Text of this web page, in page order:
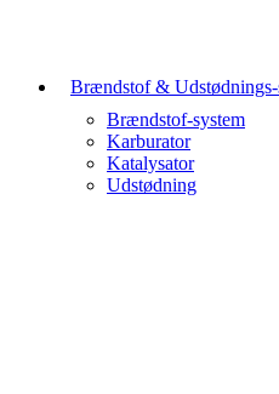
Brændstof & Udstødnings-
Brændstof-system
Karburator
Katalysator
Udstødning